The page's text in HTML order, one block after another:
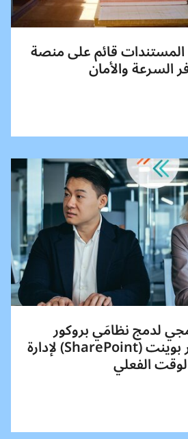
المستندات قائم على منصة
لدمج نظامَي بروكور
(Procore) وشير بوينت (SharePoint) لإدارة
الفعلي